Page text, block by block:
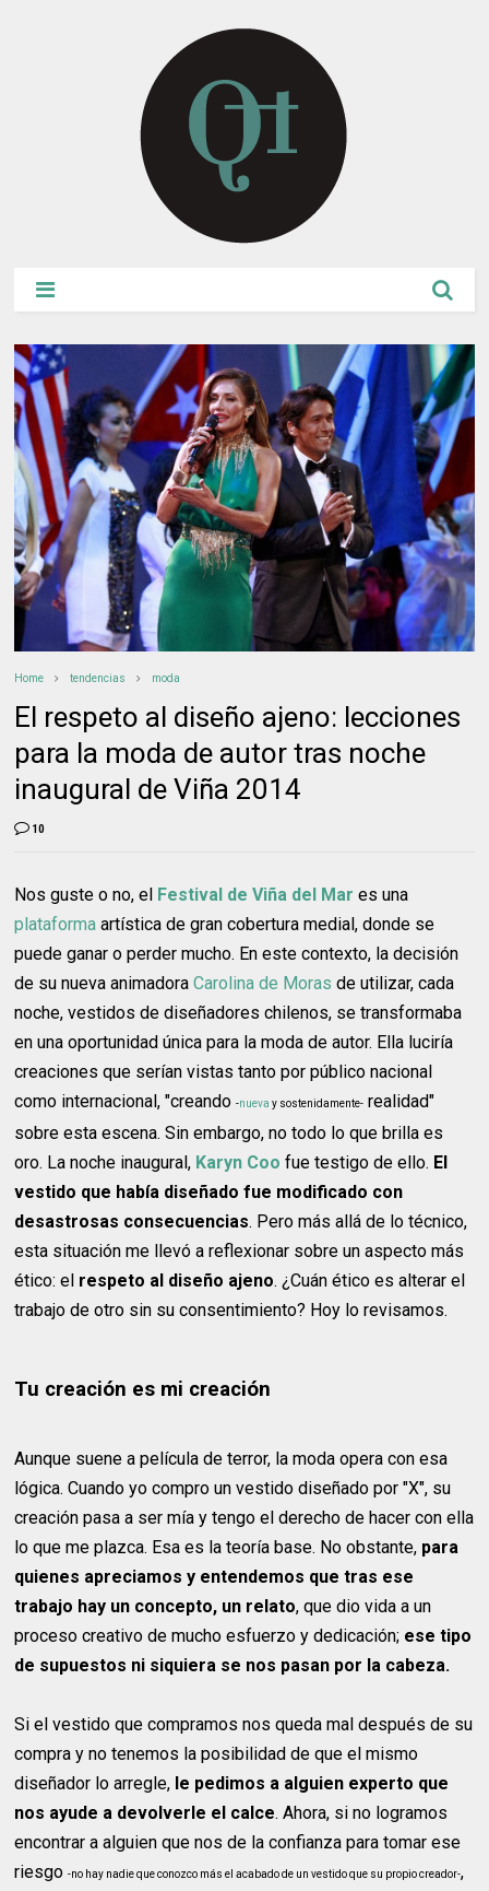
Home tendencias moda
El respeto al diseño ajeno: lecciones
para la moda de autor tras noche
inaugural de Viña 2014
10
Nos guste o no, el Festival de Viña del Mar es una
plataforma artística de gran cobertura medial, donde se
puede ganar o perder mucho. En este contexto, la decisión
de su nueva animadoraCarolina de Moras de utilizar, cada
noche, vestidos de diseñadores chilenos, se transformaba
en una oportunidad única para la moda de autor. Ella luciría
creaciones que serían vistas tanto por público nacional
como internacional, "creando-nueva y sostenidamente- realidad"
sobre esta escena. Sin embargo, no todo lo que brilla es
oro. La noche inaugural, Karyn Coo fue testigo de ello. El
vestido que había diseñado fue modificado con
desastrosas consecuencias. Pero más allá de lo técnico,
esta situación me llevó a reflexionar sobre un aspecto más
ético: el respeto al diseño ajeno. ¿Cuán ético es alterar el
trabajo de otro sin su consentimiento? Hoy lo revisamos.
Tu creación es mi creación
Aunque suene a película de terror, la moda opera con esa
lógica. Cuando yo compro un vestido diseñado por "X", su
creación pasa a ser mía y tengo el derecho de hacer con ella
lo que me plazca. Esa es la teoría base. No obstante, para
quienes apreciamos y entendemos que tras ese
trabajo hay un concepto, un relato, que dio vida a un
proceso creativo de mucho esfuerzo y dedicación; ese tipo
de supuestos ni siquiera se nos pasan por la cabeza.
Si el vestido que compramos nos queda mal después de su
compra y no tenemos la posibilidad de que el mismo
diseñador lo arregle, le pedimos a alguien experto que
nos ayude a devolverle el calce. Ahora, si no logramos
encontrar a alguien que nos de la confianza para tomar ese
riesgo-no hay nadie que conozco más el acabado de un vestido que su propio creador-,